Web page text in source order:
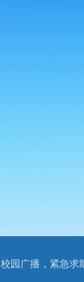
急求助，IP广播对讲系